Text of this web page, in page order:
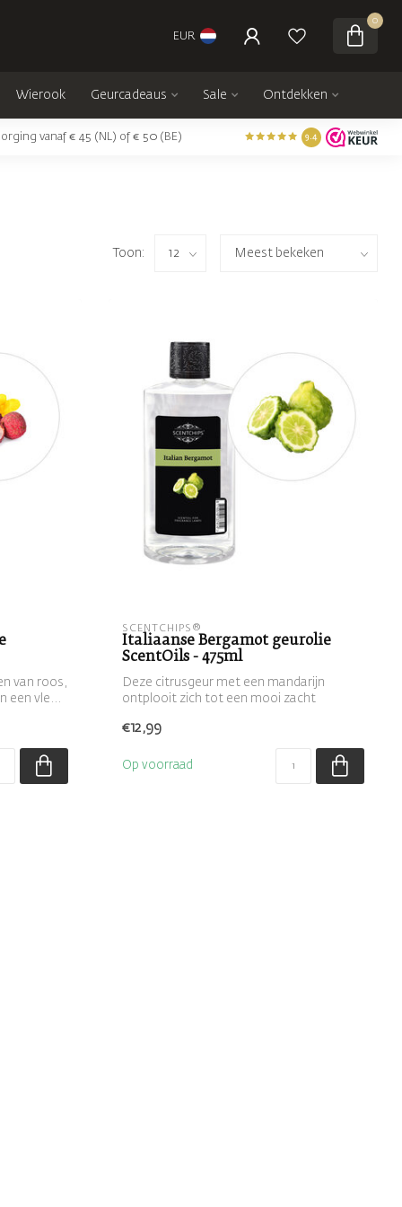
EUR
0
Wierook Geurcadeaus Sale Ontdekken
vanaf € 45 (NL) of € 50 (BE) 9.4
Toon:
van roos,
een vle...
SCENTCHIPS®
Italiaanse Bergamot geurolie
ScentOils - 475ml
Deze citrusgeur met een mandarijn
ontplooit zich tot een mooi zacht
€12,99
Op voorraad